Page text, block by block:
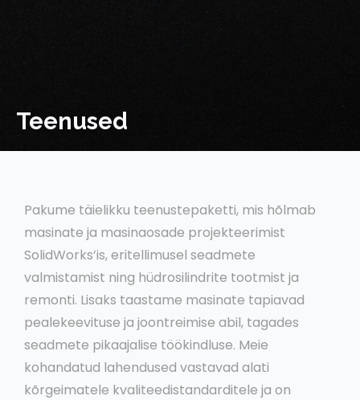
Teenused
Pakume täielikku teenustepaketti, mis hõlmab
masinate ja masinaosade projekteerimist
SolidWorks’is, eritellimusel seadmete
valmistamist ning hüdrosilindrite tootmist ja
remonti. Lisaks taastame masinate tapiavad
pealekeevituse ja joontreimise abil, tagades
seadmete pikaajalise töökindluse. Meie
kohandatud lahendused vastavad alati
kõrgeimatele kvaliteedistandarditele ja on